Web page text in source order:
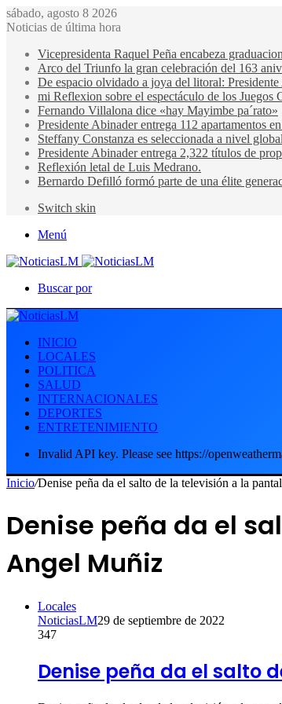
sábado, agosto 8 2026
Noticias de última hora
Vicepresidenta Raquel Peña encabeza
Arco del Triunfo la gran celebración del 163
De espacio olvidado a joya del litoral:
mi Reflexion sobre el espectáculo de los Juegos
Fernando Villalona dice «hay Mayimbe pa´rato»
Presidente Abinader entrega 112 apartamentos
Steffany Constanza es seleccionada a nivel
Presidente Abinader entrega 2,322 títulos de
Reflexión letal de Luis Medrano.
Bernardo Defilló formó parte de una élite
Switch skin
Menú
Buscar por
INICIO
LOCALES
POLITICA
SALUD
INTERNACIONALES
DEPORTES
ENTRETENIMIENTO
Invalid API key. Please see https://
Inicio/Denise peña da el salto de la televisión a la
Denise peña da el
Angel Muñiz
Locales
NoticiasLM29 de septiembre de 2022
347
Denise peña da el salto